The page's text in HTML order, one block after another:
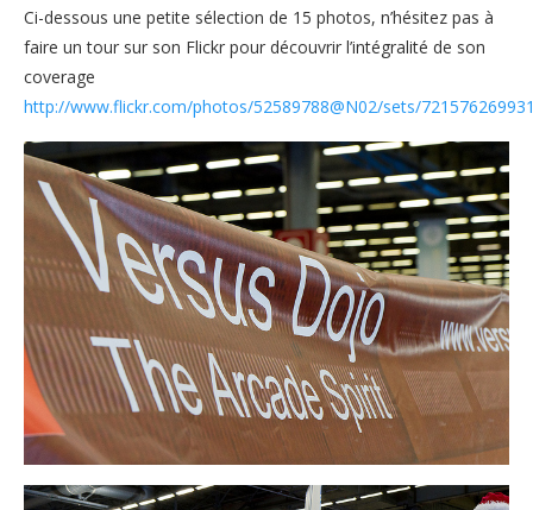
Ci-dessous une petite sélection de 15 photos, n’hésitez pas à
faire un tour sur son Flickr pour découvrir l’intégralité de son
coverage
http://www.flickr.com/photos/52589788@N02/sets/